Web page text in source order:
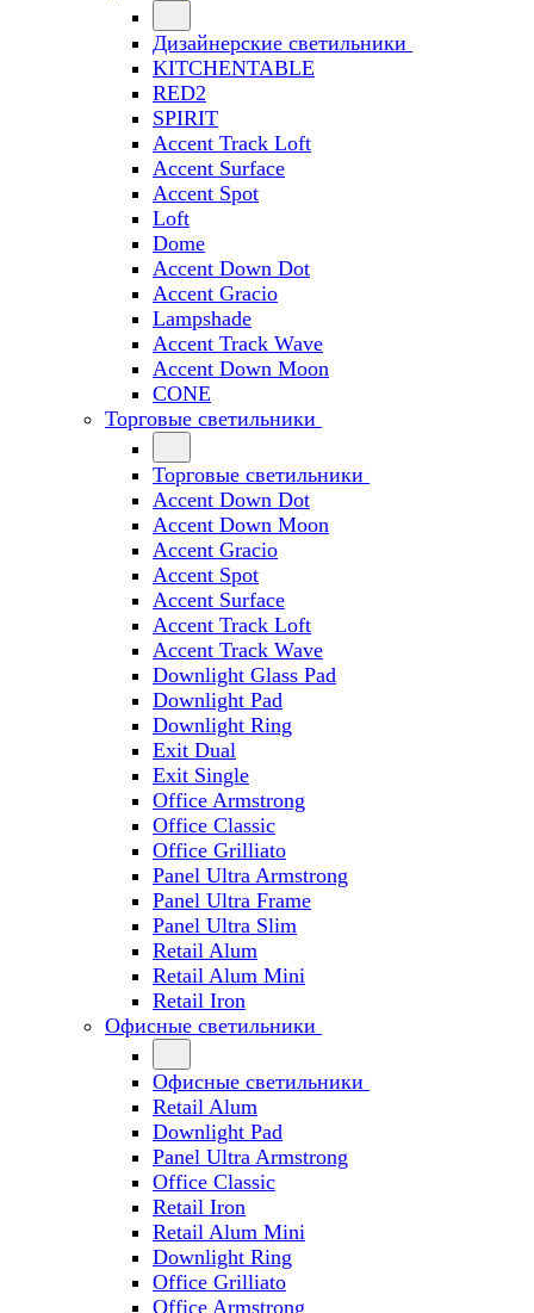
Дизайнерские светильники
KITCHENTABLE
RED2
SPIRIT
Accent Track Loft
Accent Surface
Accent Spot
Loft
Dome
Accent Down Dot
Accent Gracio
Lampshade
Accent Track Wave
Accent Down Moon
CONE
Торговые светильники
Торговые светильники
Accent Down Dot
Accent Down Moon
Accent Gracio
Accent Spot
Accent Surface
Accent Track Loft
Accent Track Wave
Downlight Glass Pad
Downlight Pad
Downlight Ring
Exit Dual
Exit Single
Office Armstrong
Office Classic
Office Grilliato
Panel Ultra Armstrong
Panel Ultra Frame
Panel Ultra Slim
Retail Alum
Retail Alum Mini
Retail Iron
Офисные светильники
Офисные светильники
Retail Alum
Downlight Pad
Panel Ultra Armstrong
Office Classic
Retail Iron
Retail Alum Mini
Downlight Ring
Office Grilliato
Office Armstrong